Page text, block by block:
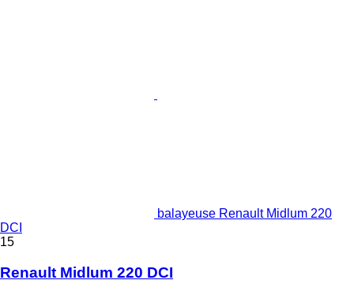
balayeuse Renault Midlum 220
DCI
15
Renault Midlum 220 DCI